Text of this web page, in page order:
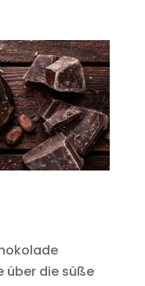
über die süße